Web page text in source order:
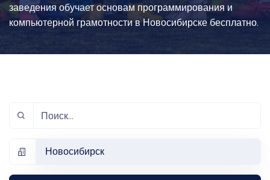
заведения обучает основам программирования и
компьютерной грамотности в Новосибирске бесплатно.
Новосибирск